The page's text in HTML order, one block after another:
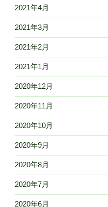
2021年4月
2021年3月
2021年2月
2021年1月
2020年12月
2020年11月
2020年10月
2020年9月
2020年8月
2020年7月
2020年6月